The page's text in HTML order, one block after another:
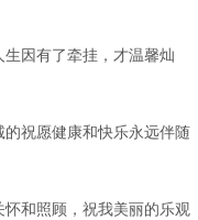
因有了牵挂，才温馨灿
祝愿健康和快乐永远伴随
和照顾，祝我美丽的乐观